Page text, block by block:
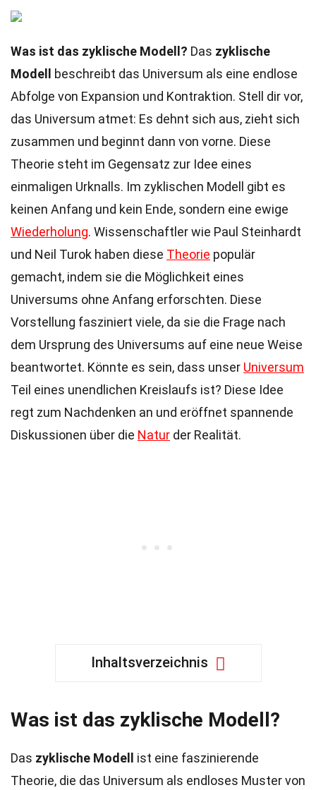
Was ist das zyklische Modell? Das zyklische
Modell
beschreibt das Universum als eine endlose
Abfolge von Expansion und Kontraktion. Stell dir vor,
das Universum atmet: Es dehnt sich aus, zieht sich
zusammen und beginnt dann von vorne. Diese
Theorie steht im Gegensatz zur Idee eines
einmaligen Urknalls. Im zyklischen Modell gibt es
keinen Anfang und kein Ende, sondern eine ewige
Wiederholung. Wissenschaftler wie Paul Steinhardt
und Neil Turok haben diese Theorie populär
gemacht, indem sie die Möglichkeit eines
Universums ohne Anfang erforschten. Diese
Vorstellung fasziniert viele, da sie die Frage nach
dem Ursprung des Universums auf eine neue Weise
beantwortet. Könnte es sein, dass unser Universum
Teil eines unendlichen Kreislaufs ist? Diese Idee
regt zum Nachdenken an und eröffnet spannende
Diskussionen über die Natur der Realität.
Inhaltsverzeichnis
Was ist das zyklische Modell?
Das zyklische Modell
ist eine faszinierende
Theorie, die das Universum als endloses Muster von